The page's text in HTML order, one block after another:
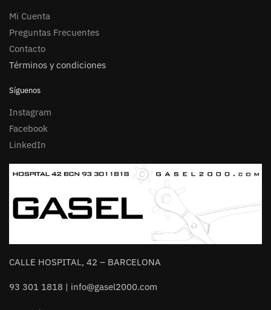
Mi Cuenta
Preguntas Frecuentes
Contacto
Términos y condiciones
Síguenos
Instagram
Facebook
LinkedIn
CALLE HOSPITAL, 42 – BARCELONA
93 301 1818 | info@gasel2000.com